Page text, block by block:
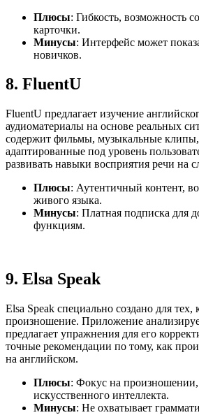
Плюсы: Гибкость, возможность
карточки.
Минусы: Интерфейс может
новичков.
8. FluentU
FluentU предлагает изучение
аудиоматериалы на основе реальных
содержит фильмы, музыкальные
адаптированные под уровень
развивать навыки восприятия речи на
Плюсы: Аутентичный контент,
живого языка.
Минусы: Платная подписка для
функциям.
9. Elsa Speak
Elsa Speak специально создано для тех,
произношение. Приложение
предлагает упражнения для его
точные рекомендации по тому, как
на английском.
Плюсы: Фокус на произношении,
искусственного интеллекта.
Минусы: Не охватывает